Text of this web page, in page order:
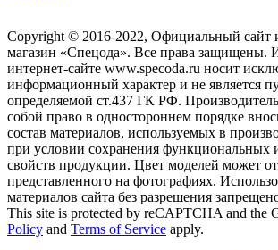
Copyright © 2016-2022, Официальный сайт
магазин «Спецода». Все права защищены.
интернет-сайте www.specoda.ru носит
информационный характер и не является
определяемой ст.437 ГК РФ. Производитель
собой право в одностороннем порядке
состав материалов, используемых в
при условии сохранения функциональных
свойств продукции. Цвет моделей может
представленного на фотографиях.
материалов сайта без разрешения
This site is protected by reCAPTCHA and the
Policy and Terms of Service apply.